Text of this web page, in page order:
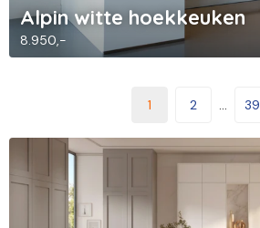
Alpin witte hoekkeuken
8.950,-
1 2 ... 39